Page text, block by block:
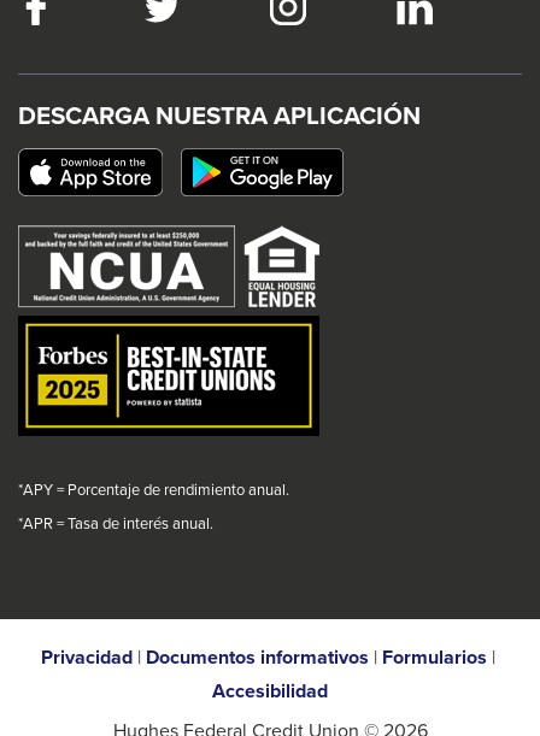
will
trigger
popup
message.
will
trigger
popup
message.
will
trigger
popup
message.
link
will
DESCARGA NUESTRA APLICACIÓN
This
link
will
trigger
a
popup
message.
*APY = Porcentaje de rendimiento anual.
*APR = Tasa de interés anual.
Privacidad| Documentos informativos | Formularios |
Accesibilidad
Hughes Federal Credit Union © 2026